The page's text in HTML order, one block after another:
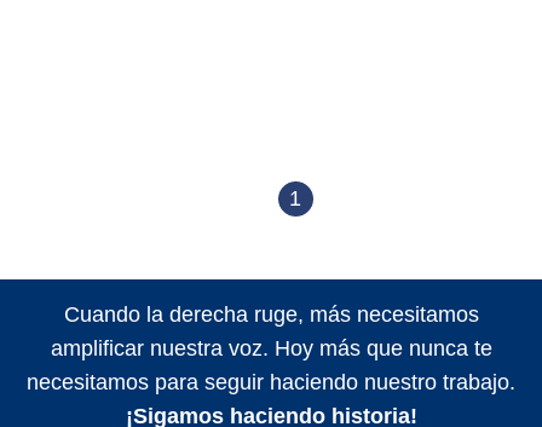
1
Cuando la derecha ruge, más necesitamos
amplificar nuestra voz. Hoy más que nunca te
necesitamos para seguir haciendo nuestro trabajo.
¡Sigamos haciendo historia!